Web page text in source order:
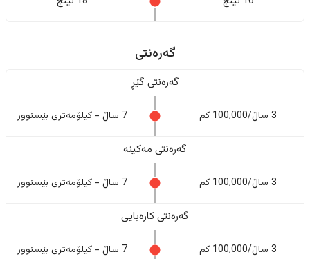
گەرەنتی
گەرەنتی گێڕ
3 ساڵ/100,000 کم 7 ساڵ - کیلۆمەتری بێسنوور
گەرەنتی مەکینە
3 ساڵ/100,000 کم 7 ساڵ - کیلۆمەتری بێسنوور
گەرەنتی کارەبایی
3 ساڵ/100,000 کم 7 ساڵ - کیلۆمەتری بێسنوور